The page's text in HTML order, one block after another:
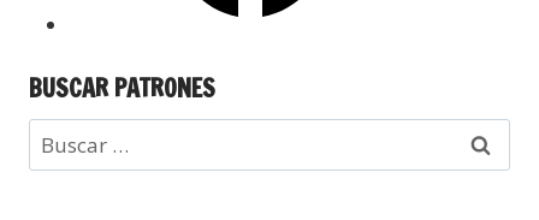
BUSCAR PATRONES